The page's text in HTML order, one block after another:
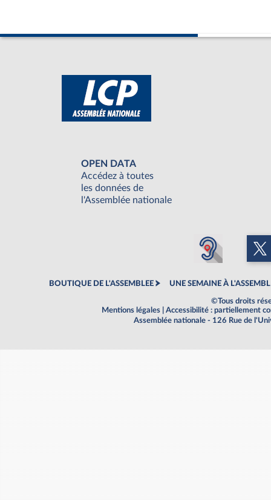
OPEN DATA
Accédez à toutes
les données de
l'Assemblée nationale
BOUTIQUE DE L'ASSEMBLEE UNE SEMAINE À
©Tous droits
Mentions légales
Accessibilité : partiellement
Assemblée nationale - 126 Rue de